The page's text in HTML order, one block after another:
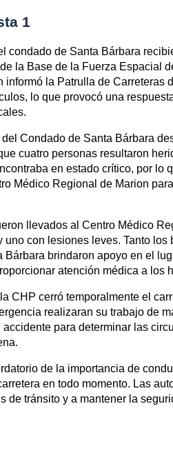
1
condado de Santa Bárbara
la Base de la Fuerza Espacial
informó la Patrulla de Carreteras
lo que provocó una
Condado de Santa Bárbara
cuatro personas resultaron
en estado crítico, por lo
Médico Regional de Marion
llevados al Centro Médico
con lesiones leves. Tanto los
brindaron apoyo en el
atención médica a los
CHP cerró temporalmente el
realizaran su trabajo de
para determinar las
de la importancia de
en todo momento. Las
de tránsito y a mantener la